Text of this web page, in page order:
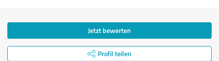
Jetzt bewerten
Profil teilen